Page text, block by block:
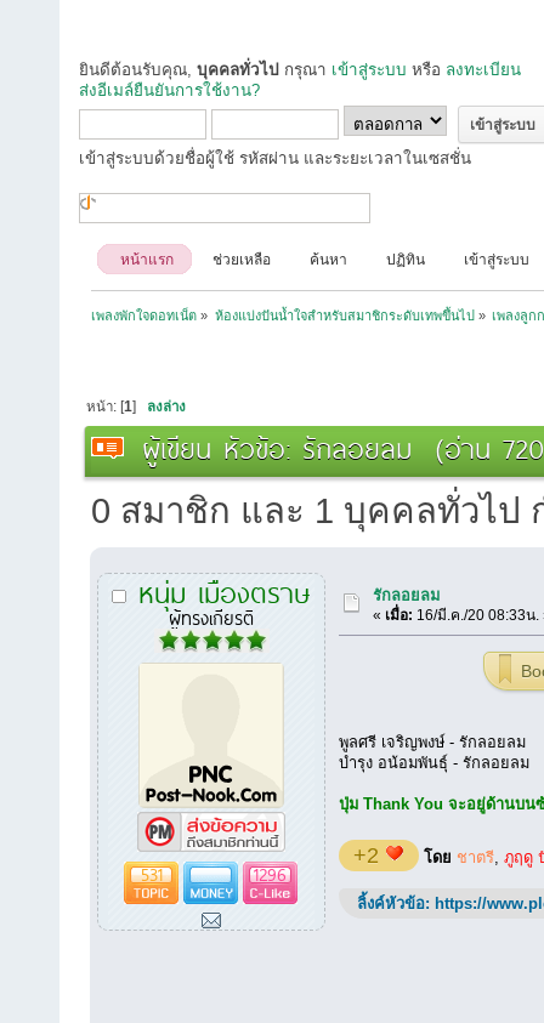
ยินดีต้อนรับคุณ, บุคคลทั่วไป กรุณา เข้าสู่ระบบ หรือ ลงทะเบียน
ส่งอีเมล์ยืนยันการใช้งาน?
เข้าสู่ระบบด้วยชื่อผู้ใช้ รหัสผ่าน และระยะเวลาในเซสชั่น
หน้าแรก ช่วยเหลือ ค้นหา ปฏิทิน เข้าสู่ระบบ
เพลงพักใจดอทเน็ต » ห้องแบ่งปันน้ำใจสำหรับสมาชิกระดับเทพขึ้นไป » เพลงลูก
หน้า: [1] ลงล่าง
ผู้เขียน หัวข้อ: รักลอยลม (อ่าน
0 สมาชิก และ 1 บุคคลทั่วไป
หนุ่ม เมืองตราษ
ผู้ทรงเกียรติ
531 1296
รักลอยลม
« เมื่อ: 16/มี.ค./20 08:33น.
พูลศรี เจริญพงษ์ - รักลอยลม
บำรุง อน้อมพันธุ์ - รักลอยลม
ปุ่ม Thank You จะอยู่ด้านบน
+2 โดย ชาตรี, ภูฤดู
ลิ้งค์หัวข้อ: https://